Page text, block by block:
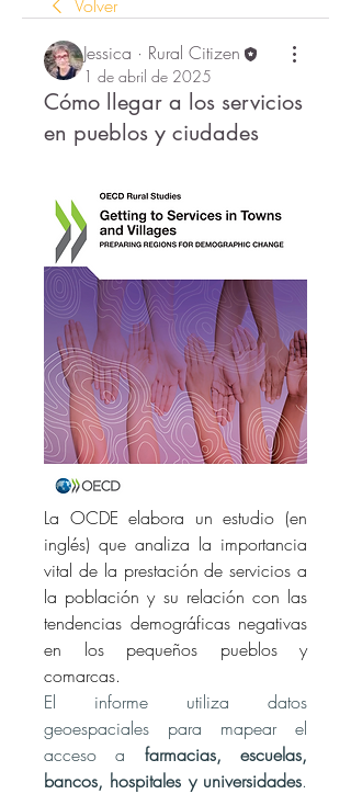
Volver
Jessica · Rural Citizen
1 de abril de 2025
Cómo llegar a los servicios
en pueblos y ciudades
La OCDE elabora un estudio (en
inglés) que analiza la importancia
vital de la prestación de servicios a
la población y su relación con las
tendencias demográficas negativas
en los pequeños pueblos y
comarcas.
El informe
utiliza datos
geoespaciales para mapear el
acceso a farmacias, escuelas,
bancos, hospitales y universidades.